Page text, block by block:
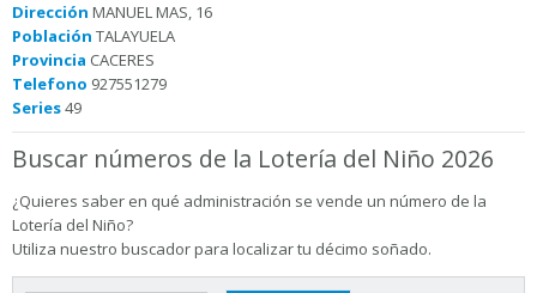
Dirección MANUEL MAS, 16
Población TALAYUELA
Provincia CACERES
Telefono 927551279
Series49
Buscar números de la Lotería del Niño 2026
¿Quieres saber en qué administración se vende un número de la
Lotería del Niño?
Utiliza nuestro buscador para localizar tu décimo soñado.